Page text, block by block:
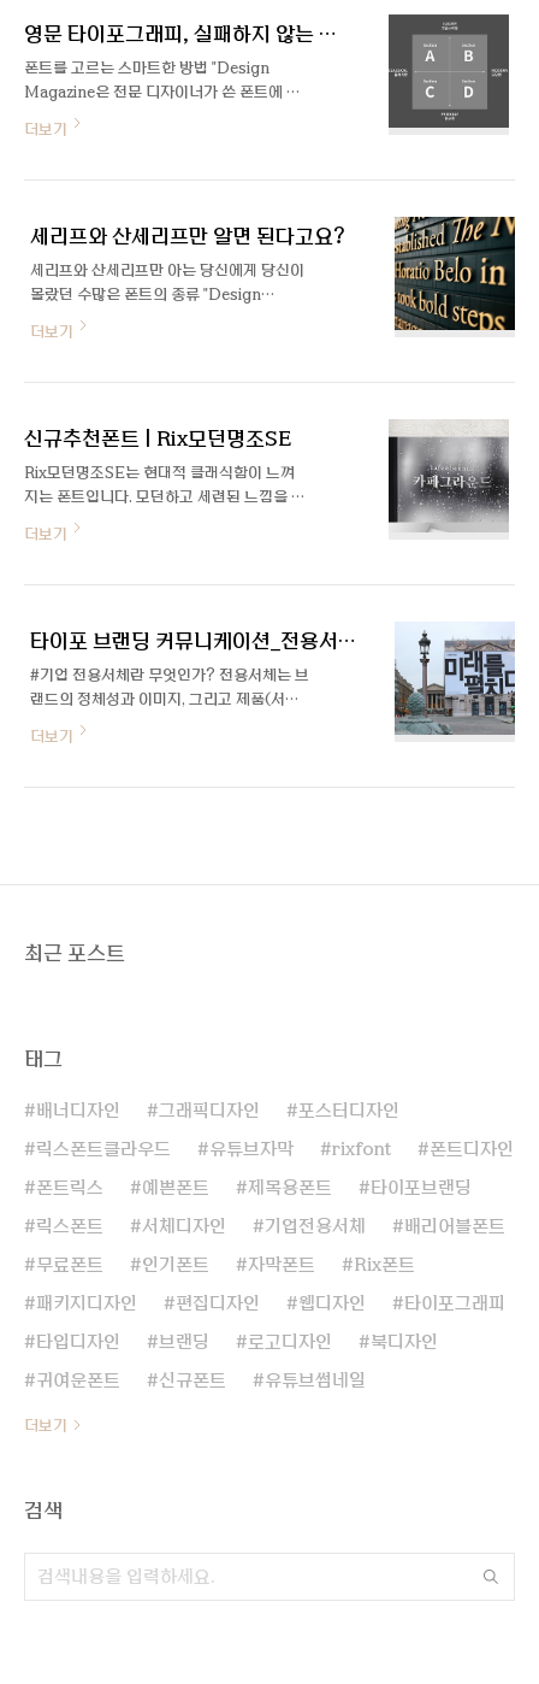
하기 하나의 글꼴(혹은 폰트 f..
츠를 강조하고 싶은 나머지 모든 텍스트에 여
러 효과를 때려 박는 넣는다는 것입니다. 하
지만 이런 난잡한 텍스트 효과는 시각적 잡음
만 생성할 뿐 정보전달에 도움이 되지 못합니
다. 그럼 어떻게 해야 할까요? 타이포그래피
중요성의 순서대로 정리하여 사용자들이 원
게 도와주는 시스템을 타이포그래피 체계라
고 합니다...
영문 타이포그래피, 실패하지 않는 법 Part.1
폰트를 고르는 스마트한 방법 "Design
Magazine은 전문 디자이너가 쓴 폰트에 대
한 글을 공유하는 공간입니다" 이 폰트를 왜
골랐어요? 로고 디자인이나 브랜딩 작업을
은 클라이언트를 설득시키기도 어려울뿐더
도 어렵겠죠. 비교적 역사가 짧은 한글 타이
포그래피에 비해, 영문 타이포그래피는 오랜
수한 목적에 부합하기 위해 끊임없이 개발되
래피를 깊이 이해한다면, 본인이 전달하고자
하는 메시지를 보다 효율적으로,..
더보기
세리프와 산세리프만 알면 된다고요?
세리프와 산세리프만 아는 당신에게 당신이
몰랐던 수많은 폰트의 종류 "Design
Magazine은 전문 디자이너가 쓴 폰트에 대
한 글을 공유하는 공간입니다" 영문 폰트의
되지만, 수백 개가 넘는 폰트 리스트에서 단
지 세리프의 유무만으로는 상황에 딱 맞는 영
은 한글 서체들과 반대로, 영문 서체들은 매
많은 분류 또한 존재하죠. 초기 영문 서체들
한계 등, 여러가지 요소들을 고려하여 제작되
었기 글자의 모양 그..
더보기
신규추천폰트 | Rix모던명조SE
Rix모던명조SE는 현대적 클래식함이 느껴
지는 폰트입니다. 모던하고 세련된 느낌을 담
은 대표적인 명조체입니다. 'ㅊ' 'ㅎ'에서 세로
형 꼭지를 사용하여 모던함을 부각시켰습니
더보기
타이포 브랜딩 커뮤니케이션_전용서체 사례
#기업 전용서체란 무엇인가? 전용서체는 브
랜드의 정체성과 이미지, 그리고 제품(서비
스) 및 제작물에 이르기까지 하나의 폰트를
통해 일체화 함으로서 캠페인의 성과를 극대
주는 효과를 얻게 됩니다. 그리고, 로고, 제품,
하게 하는 역할을 ..
더보기
최근 포스트
태그
배너디자인 그래픽디자인 포스터디자인
릭스폰트클라우드 유튜브자막 rixfont 폰트디자인
폰트릭스 예쁜폰트 제목용폰트 타이포브랜딩
릭스폰트 서체디자인 기업전용서체 배리어블폰트
무료폰트 인기폰트 자막폰트 Rix폰트
패키지디자인 편집디자인 웹디자인 타이포그래피
타입디자인 브랜딩 로고디자인 북디자인
귀여운폰트 신규폰트 유튜브썸네일
더보기
검색